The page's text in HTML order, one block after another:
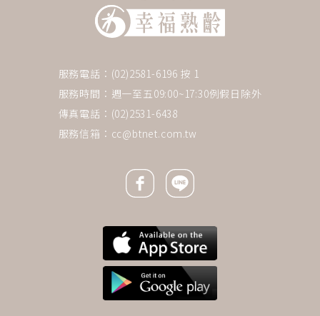
服務電話：(02)2581-6196 按 1
服務時間：週一至五09:00~17:30例假日除外
傳真電話：(02)2531-6438
服務信箱： cc@btnet.com.tw
Facebook icon
Line icon